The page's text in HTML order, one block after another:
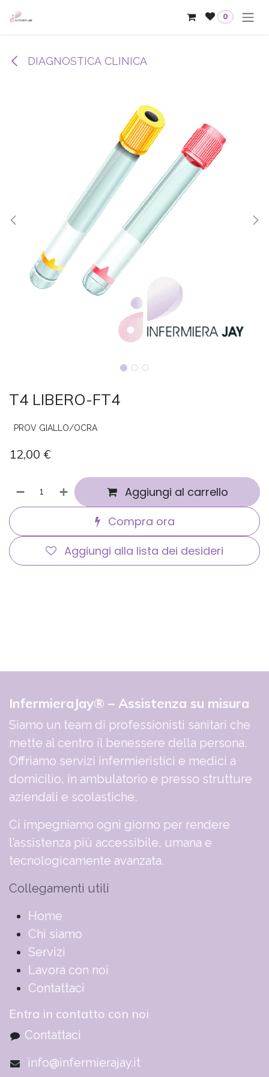
Passa al contenuto
0
DIAGNOSTICA CLINICA
T4 LIBERO-FT4
PROV GIALLO/OCRA
12,00 €
Aggiungi al carrello
Compra ora
Aggiungi alla lista dei desideri
InfermieraJay® – Assistenza su misura
Siamo un team di professionisti sanitari che
mette al centro il benessere della persona.
Offriamo servizi infermieristici e medici a
domicilio, in ambulatorio e presso strutture
aziendali e scolastiche.
Ci impegniamo ogni giorno per rendere
l’assistenza più accessibile, umana e
tecnologicamente avanzata.
Collegamenti utili
​​​​​​​​​​​​​​​​H​o​m​e
Chi siamo
Servizi
Lavora con noi
Contattaci
Entra in contatto con noi
Contattaci
info@infermierajay.it